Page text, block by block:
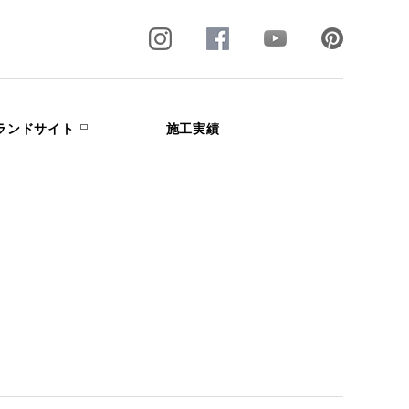
ンドサイト 施工実績